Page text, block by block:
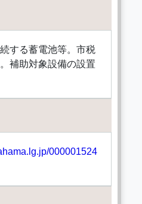
する蓄電池等。市税
補助対象設備の設置
000001524